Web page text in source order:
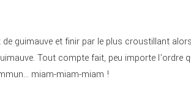
guimauve et finir par le plus croustillant alors
Tout compte fait, peu importe l’ordre
miam-miam-miam !